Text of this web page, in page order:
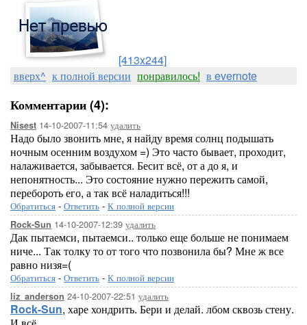
[413x244]
вверх^ к полной версии понравилось! в evernote
Комментарии (4):
Nisest 14-10-2007-11:54 удалить
Надо было звонить мне, я найду время солнц подышать
ночным осенним воздухом =) Это часто бывает, проходит,
налаживается, забывается. Бесит всё, от а до я, и
непонятность... Это состояние нужно пережить самой,
перебороть его, а так всё наладиться!!!
Обратиться - Ответить - К полной версии
Rock-Sun 14-10-2007-12:39 удалить
Дак пытаемси, пытаемси.. только еще больше не понимаем
ниче... Так толку то от того что позвонила бы? Мне ж все
равно низя=(
Обратиться - Ответить - К полной версии
liz_anderson 24-10-2007-22:51 удалить
Rock-Sun, харе хондрить. Бери и делай. лбом сквозь стену.